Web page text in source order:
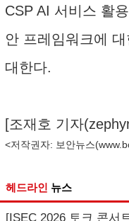
CSP AI 서비스 활
안 프레임워크에
대한다.
[조재호 기자(
<저작권자: 보안뉴스(
헤드라인 뉴스
[ISEC 2026 토크 콘서